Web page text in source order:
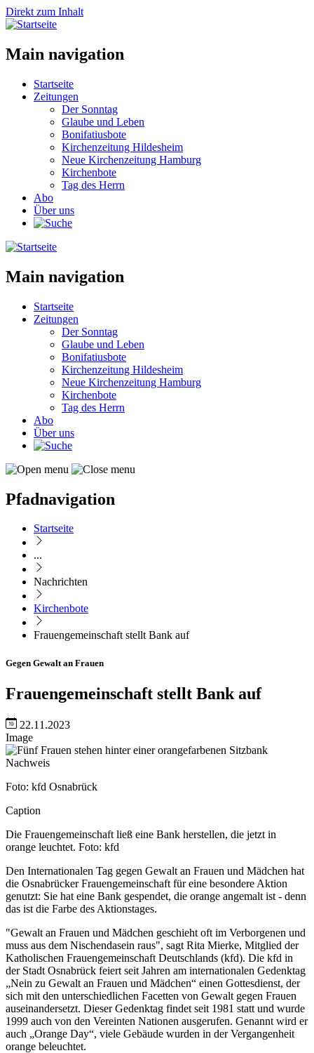
Direkt zum Inhalt
Main navigation
Startseite
Zeitungen
Der Sonntag
Glaube und Leben
Bonifatiusbote
Kirchenzeitung Hildesheim
Neue Kirchenzeitung Hamburg
Kirchenbote
Tag des Herrn
Abo
Über uns
Main navigation
Startseite
Zeitungen
Der Sonntag
Glaube und Leben
Bonifatiusbote
Kirchenzeitung Hildesheim
Neue Kirchenzeitung Hamburg
Kirchenbote
Tag des Herrn
Abo
Über uns
Pfadnavigation
Startseite
...
Nachrichten
Kirchenbote
Frauengemeinschaft stellt Bank auf
Gegen Gewalt an Frauen
Frauengemeinschaft stellt Bank auf
22.11.2023
Image
Nachweis
Foto: kfd Osnabrück
Caption
Die Frauengemeinschaft ließ eine Bank herstellen, die jetzt in
orange leuchtet. Foto: kfd
Den Internationalen Tag gegen Gewalt an Frauen und Mädchen hat
die Osnabrücker Frauengemeinschaft für eine besondere Aktion
genutzt: Sie hat eine Bank gespendet, die orange angemalt ist - denn
das ist die Farbe des Aktionstages.
"Gewalt an Frauen und Mädchen geschieht oft im Verborgenen und
muss aus dem Nischendasein raus", sagt Rita Mierke, Mitglied der
Katholischen Frauengemeinschaft Deutschlands (kfd). Die kfd in
der Stadt Osnabrück feiert seit Jahren am internationalen Gedenktag
„Nein zu Gewalt an Frauen und Mädchen“ einen Gottesdienst, der
sich mit den unterschiedlichen Facetten von Gewalt gegen Frauen
auseinandersetzt. Dieser Gedenktag findet seit 1981 statt und wurde
1999 auch von den Vereinten Nationen ausgerufen. Genannt wird er
auch „Orange Day“, viele Gebäude wurden in der Vergangenheit
orange beleuchtet.